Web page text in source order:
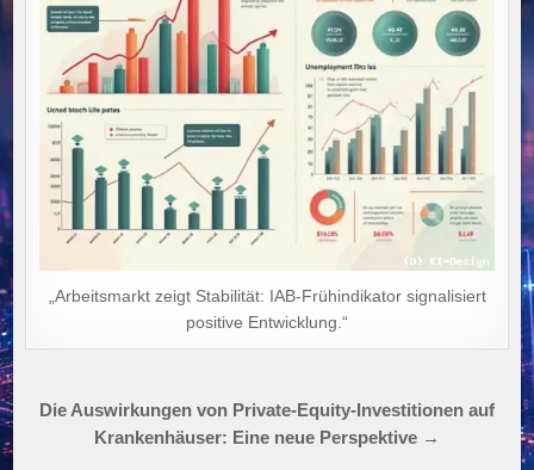
„Arbeitsmarkt zeigt Stabilität: IAB-Frühindikator signalisiert
positive Entwicklung.“
Beitragsnavigation
Die Auswirkungen von Private-Equity-Investitionen auf
Krankenhäuser: Eine neue Perspektive →